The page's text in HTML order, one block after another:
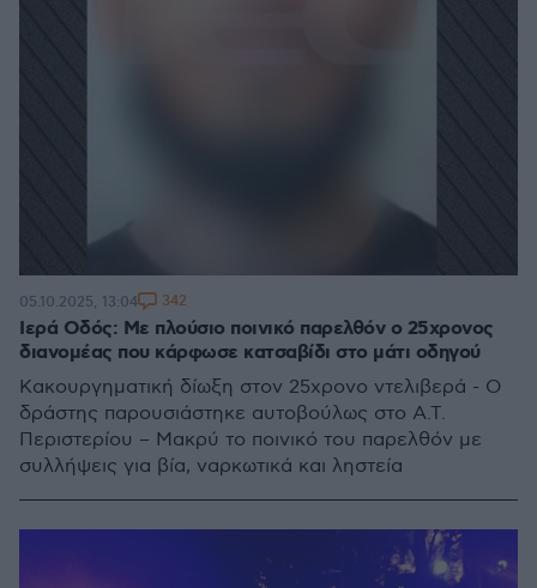
Ιερά Οδός: Με πλούσιο ποινικό παρελθόν ο 25χρονος
διανομέας που κάρφωσε κατσαβίδι στο μάτι οδηγού
Κακουργηματική δίωξη στον 25χρονο ντελιβερά - Ο
δράστης παρουσιάστηκε αυτοβούλως στο Α.Τ.
Περιστερίου – Μακρύ το ποινικό του παρελθόν με
συλλήψεις για βία, ναρκωτικά και ληστεία
05.10.2025, 13:04 342